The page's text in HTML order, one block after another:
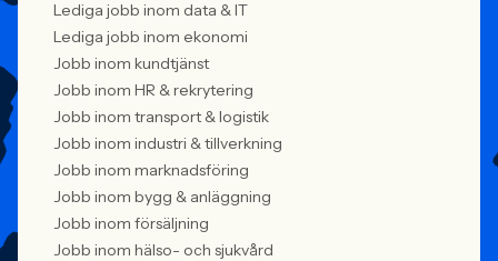
Lediga jobb inom data & IT
Lediga jobb inom ekonomi
Jobb inom kundtjänst
Jobb inom HR & rekrytering
Jobb inom transport & logistik
Jobb inom industri & tillverkning
Jobb inom marknadsföring
Jobb inom bygg & anläggning
Jobb inom försäljning
Jobb inom hälso- och sjukvård